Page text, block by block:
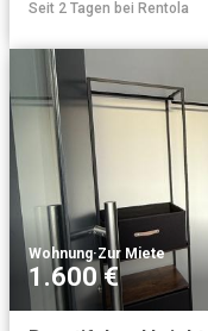
Seit 2 Tagen bei Rentola
Wohnung·Zur Miete
1.600 €